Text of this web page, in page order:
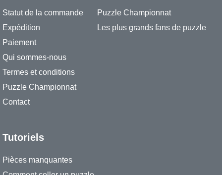
Statut de la commande
Expédition
Paiement
Qui sommes-nous
Termes et conditions
Puzzle Championnat
Contact
Puzzle Championnat
Les plus grands fans de puzzle
Tutoriels
Pièces manquantes